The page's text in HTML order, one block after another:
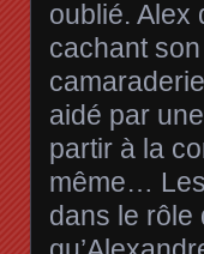
oublié. Alex
cachant
aidé par
partir à la
même…
dans le rôle